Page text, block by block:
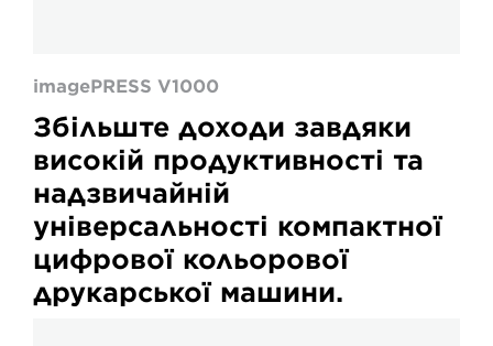
imagePRESS V1000
Збільште доходи завдяки
високій продуктивності та
надзвичайній
універсальності компактної
цифрової кольорової
друкарської машини.